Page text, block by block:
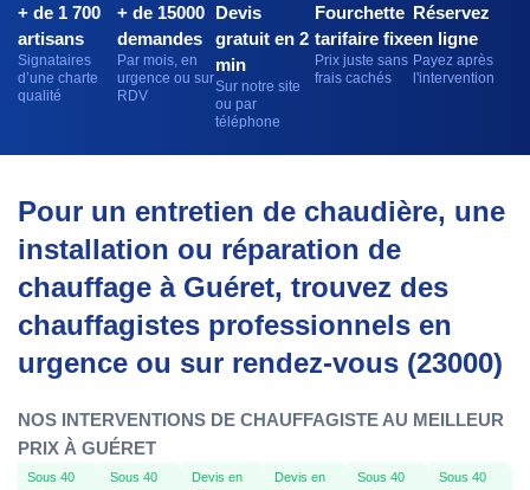
+ de 1 700
artisans
Signataires
d’une charte
qualité
+ de 15000
demandes
Par mois, en
urgence ou sur
RDV
Devis
gratuit en 2
min
Sur notre site
ou par
téléphone
Fourchette
tarifaire fixe
Prix juste sans
frais cachés
Réservez
en ligne
Payez après
l'intervention
Pour un entretien de chaudière, une
installation ou réparation de
chauffage à Guéret, trouvez des
chauffagistes professionnels en
urgence ou sur rendez-vous (23000)
NOS INTERVENTIONS DE CHAUFFAGISTE AU MEILLEUR
PRIX À GUÉRET
Sous 40
Sous 40
Devis en
Devis en
Sous 40
Sous 40